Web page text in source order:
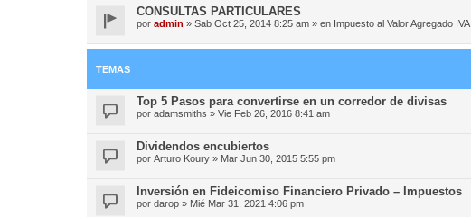
CONSULTAS PARTICULARES
por admin » Sab Oct 25, 2014 8:25 am » en Impuesto al Valor Agregado IVA
TEMAS
Top 5 Pasos para convertirse en un corredor de divisas
por adamsmiths » Vie Feb 26, 2016 8:41 am
Dividendos encubiertos
por Arturo Koury » Mar Jun 30, 2015 5:55 pm
Inversión en Fideicomiso Financiero Privado – Impuestos
por darop » Mié Mar 31, 2021 4:06 pm